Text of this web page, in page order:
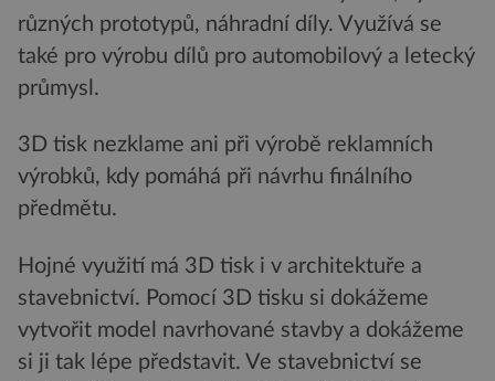
různých prototypů, náhradní díly. Využívá se
také pro výrobu dílů pro automobilový a letecký
průmysl.
3D tisk nezklame ani při výrobě reklamních
výrobků, kdy pomáhá při návrhu finálního
předmětu.
Hojné využití má 3D tisk i v architektuře a
stavebnictví. Pomocí 3D tisku si dokážeme
vytvořit model navrhované stavby a dokážeme
si ji tak lépe představit. Ve stavebnictví se